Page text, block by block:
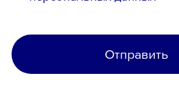
Отправить